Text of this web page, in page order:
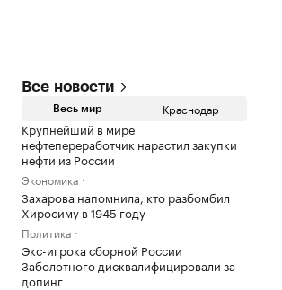
Все новости
Весь мир Краснодар
Крупнейший в мире
нефтепереработчик нарастил закупки
нефти из России
Экономика
Захарова напомнила, кто разбомбил
Хиросиму в 1945 году
Политика
Экс-игрока сборной России
Заболотного дисквалифицировали за
допинг